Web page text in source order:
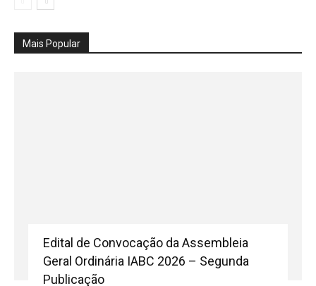
Mais Popular
Edital de Convocação da Assembleia
Geral Ordinária IABC 2026 – Segunda
Publicação